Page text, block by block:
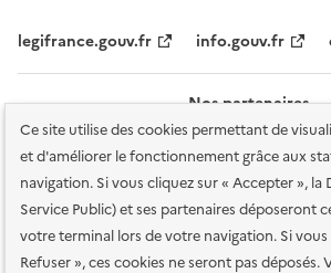
Ce site utilise des cookies permettant de
et d'améliorer le fonctionnement grâce aux
navigation. Si vous cliquez sur « Accepter », la
Service Public) et ses partenaires déposeront
votre terminal lors de votre navigation. Si vous
Refuser », ces cookies ne seront pas déposés.
legifrance.gouv.fr info.gouv.fr
Nos partenaires
Plan du site Accessibilité : totalement conforme